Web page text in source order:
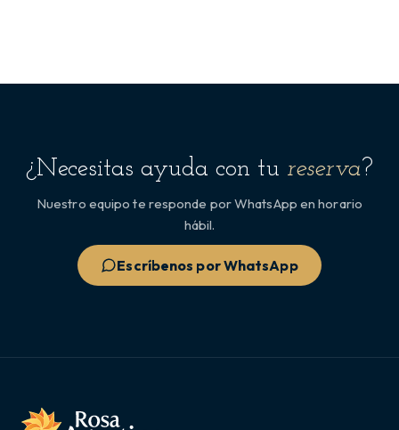
¿Necesitas ayuda con tu reserva?
Nuestro equipo te responde por WhatsApp en horario
hábil.
Escríbenos por WhatsApp